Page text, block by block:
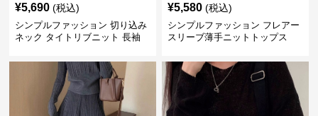
¥5,690 (税込)
シンプルファッション 切り込み
ネック タイトリブニット 長袖
¥5,580 (税込)
シンプルファッション フレアー
スリーブ薄手ニットトップス